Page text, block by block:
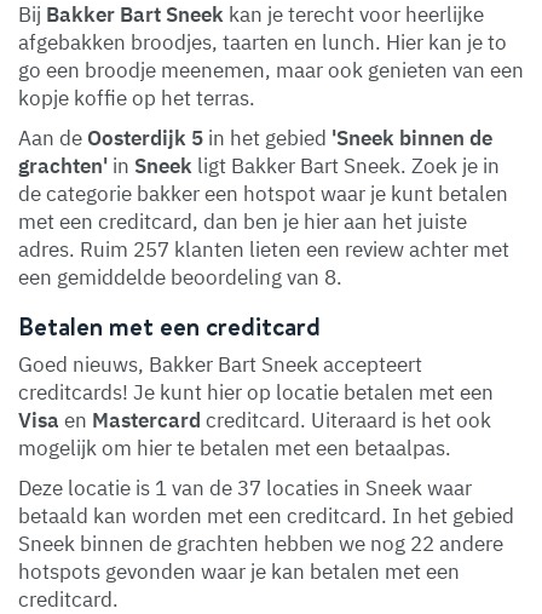
Bij Bakker Bart Sneek kan je terecht voor heerlijke
afgebakken broodjes, taarten en lunch. Hier kan je to
go een broodje meenemen, maar ook genieten van een
kopje koffie op het terras.
Aan de Oosterdijk 5 in het gebied 'Sneek binnen de
grachten' in Sneek ligt Bakker Bart Sneek. Zoek je in
de categorie bakker een hotspot waar je kunt betalen
met een creditcard, dan ben je hier aan het juiste
adres. Ruim 257 klanten lieten een review achter met
een gemiddelde beoordeling van 8.
Betalen met een creditcard
Goed nieuws, Bakker Bart Sneek accepteert
creditcards! Je kunt hier op locatie betalen met een
Visa en Mastercard creditcard. Uiteraard is het ook
mogelijk om hier te betalen met een betaalpas.
Deze locatie is 1 van de 37 locaties in Sneek waar
betaald kan worden met een creditcard. In het gebied
Sneek binnen de grachten hebben we nog 22 andere
hotspots gevonden waar je kan betalen met een
creditcard.